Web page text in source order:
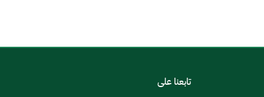
اخبرنا عن تجربتك في هذه الخدمة
تابعنا على